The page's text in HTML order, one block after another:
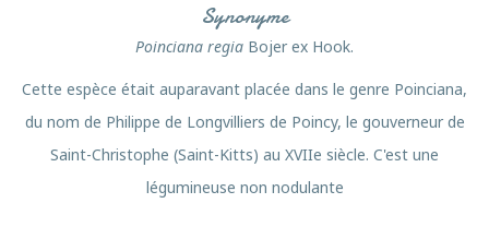
Synonyme
Poinciana regia Bojer ex Hook.
Cette espèce était auparavant placée dans le genre Poinciana,
du nom de Philippe de Longvilliers de Poincy, le gouverneur de
Saint-Christophe (Saint-Kitts) au XVIIe siècle. C'est une
légumineuse non nodulante